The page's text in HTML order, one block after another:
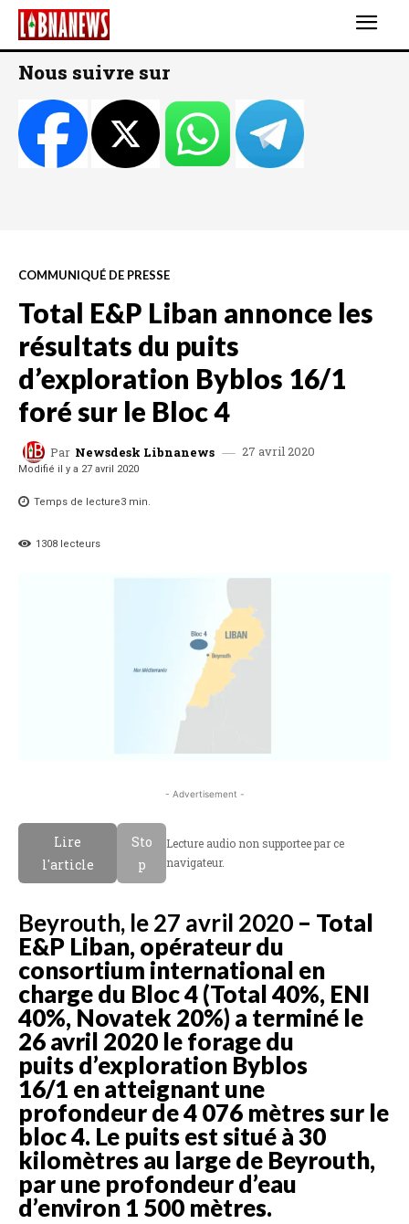
Nous suivre sur
COMMUNIQUÉ DE PRESSE
Total E&P Liban annonce les
résultats du puits
d’exploration Byblos 16/1
foré sur le Bloc 4
Par Newsdesk Libnanews 27 avril 2020
Modifié il y a 27 avril 2020
Temps de lecture3 min.
1308 lecteurs
- Advertisement -
Lire
l'article
Sto
p
Lecture audio non supportee par ce
navigateur.
Beyrouth, le 27 avril 2020 – Total
E&P Liban, opérateur du
consortium international en
charge du Bloc 4 (Total 40%, ENI
40%, Novatek 20%) a terminé le
26 avril 2020 le forage du
puits d’exploration Byblos
16/1 en atteignant une
profondeur de 4 076 mètres sur le
bloc 4. Le puits est situé à 30
kilomètres au large de Beyrouth,
par une profondeur d’eau
d’environ 1 500 mètres.